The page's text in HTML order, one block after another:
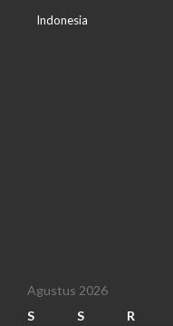
Indonesia
Agustus 2026
S
S R